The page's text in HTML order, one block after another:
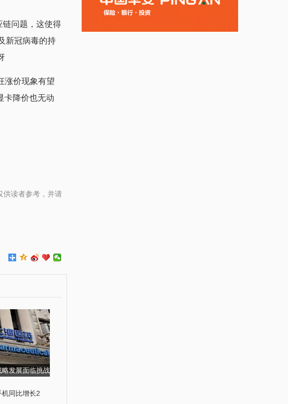
链问题，这使得
新冠病毒的持
涨价现象有望
卡降价也无动
供读者参考，并请
发展面临挑战
同比增长2